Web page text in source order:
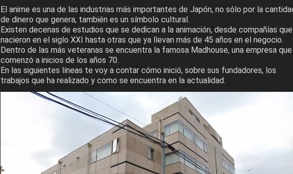
El anime es una de las industrias más importantes de Japón, no sólo por la
de dinero que genera, también es un símbolo cultural.
Existen decenas de estudios que se dedican a la animación, desde compañías que
nacieron en el siglo XXI hasta otras que ya llevan más de 45 años en el negocio.
Dentro de las más veteranas se encuentra la famosa Madhouse, una empresa que
comenzó a inicios de los años 70.
En las siguientes líneas te voy a contar cómo inició, sobre sus fundadores, los
trabajos que ha realizado y como se encuentra en la actualidad.